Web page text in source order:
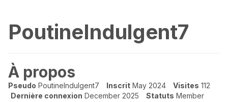
PoutineIndulgent7
À propos
Pseudo PoutineIndulgent7 Inscrit May 2024 Visites 112
Dernière connexion December 2025 Statuts Member